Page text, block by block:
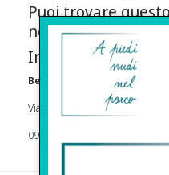
Puoi trovare
nostri punti
Info contatti
Before s.r.l.s.
Via Della Maestranza , 23 96100
09311962373